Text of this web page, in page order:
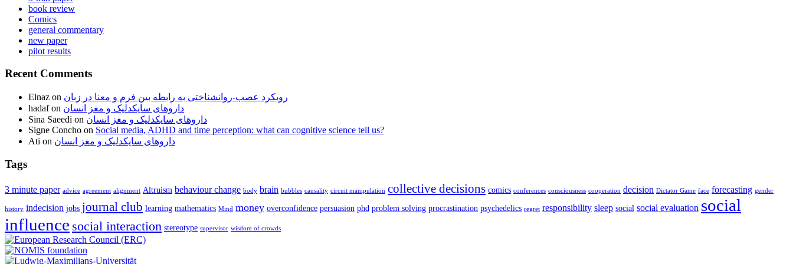
book review
Comics
general commentary
new paper
pilot results
Recent Comments
Elnaz on رویکرد عصب-روانشناختی به رابطه بین فرم و معنا در زبان
hadafon داروهای سایکدلیک و مغز انسان
Sina Saeedi on داروهای سایکدلیک و مغز انسان
Signe Concho on Social media, ADHD and time perception: what can cognitive science tell us?
Ati on داروهای سایکدلیک و مغز انسان
Tags
3 minute paper advice agreement alignment Altruism behaviour change body brain bubbles causality circuit manipulation collective decisions comics conferences consciousness cooperation decision Dictator Game face forecasting gender
history indecision jobs journal club learning mathematics Mind money overconfidence persuasion phd problem solving procrastination psychedelics regret responsibility sleep social social evaluation social
influence social interaction stereotype supervisor wisdom of crowds